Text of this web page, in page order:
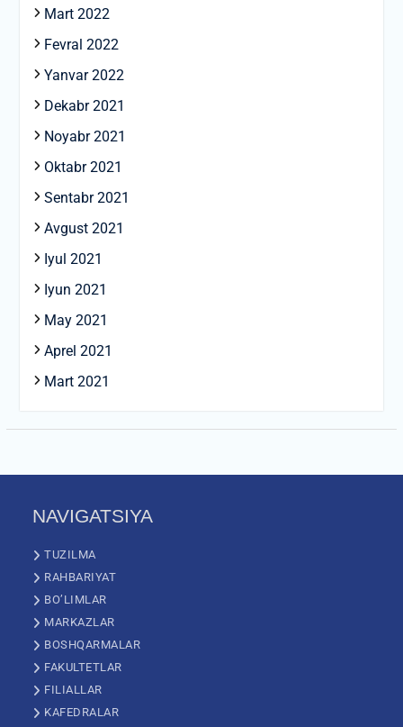
Mart 2022
Fevral 2022
Yanvar 2022
Dekabr 2021
Noyabr 2021
Oktabr 2021
Sentabr 2021
Avgust 2021
Iyul 2021
Iyun 2021
May 2021
Aprel 2021
Mart 2021
NAVIGATSIYA
TUZILMA
RAHBARIYAT
BO’LIMLAR
MARKAZLAR
BOSHQARMALAR
FAKULTETLAR
FILIALLAR
KAFEDRALAR